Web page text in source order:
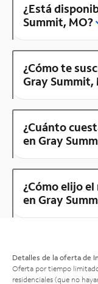
¿Está
Summit, MO?
¿Cómo te
Gray Summit,
¿Cuánto
en Gray
¿Cómo elijo
en Gray
Detalles de la oferta de
Oferta por tiempo
residenciales (que no